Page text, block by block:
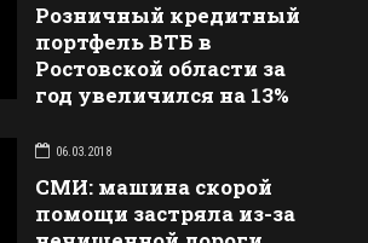
Розничный кредитный
портфель ВТБ в
Ростовской области за
год увеличился на 13%
06.03.2018
СМИ: машина скорой
помощи застряла из-за